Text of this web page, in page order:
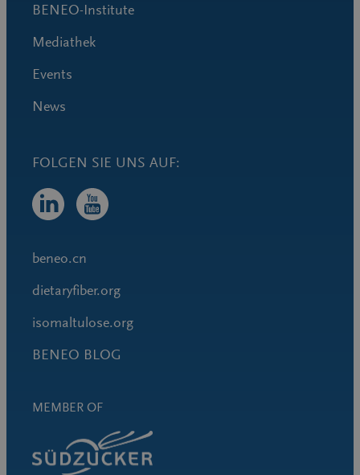
BENEO-Institute
Mediathek
Events
News
beneo.cn
dietaryfiber.org
isomaltulose.org
BENEO BLOG
MEMBER OF